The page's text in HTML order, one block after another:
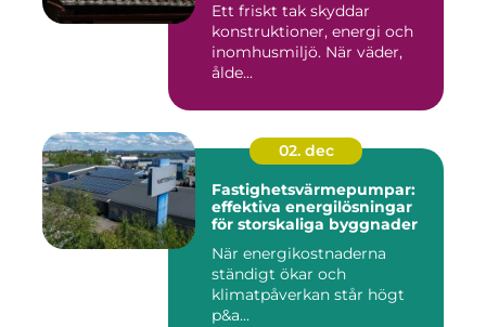
Ett friskt tak skyddar
konstruktioner, energi och
inomhusmiljö. När väder,
ålde...
02. dec
Fastighetsvärmepumpar:
effektiva energilösningar
för storskaliga byggnader
När energikostnaderna
ständigt ökar och
klimatpåverkan står högt
p&a...